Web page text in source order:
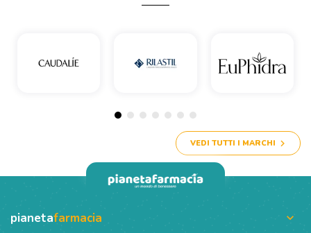
VEDI TUTTI I MARCHI
pianetafarmacia 